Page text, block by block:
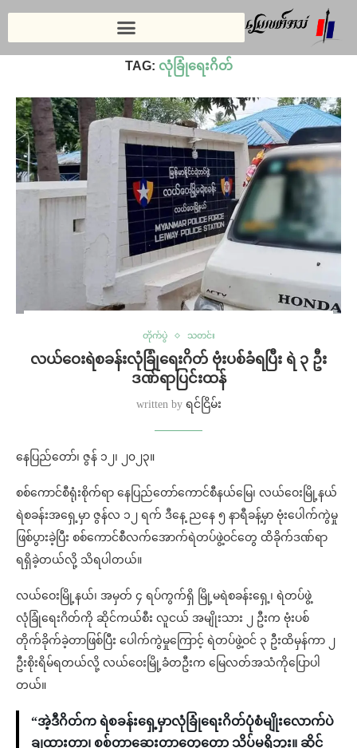
TAG: လုံခြုံရေးဂိတ်
တိုက်ပွဲ သတင်း
လယ်ဝေးရဲစခန်းလုံခြုံရေးဂိတ် ဗုံးပစ်ခံရပြီး ရဲ ၃ ဦး
ဒဏ်ရာပြင်းထန်
written by ရင်ငြိမ်း
နေပြည်တော်၊ ဇွန် ၁၂၊ ၂၀၂၃။
စစ်ကောင်စီရုံးစိုက်ရာ နေပြည်တော်ကောင်စီနယ်မြေ၊ လယ်ဝေးမြို့နယ်
ရဲစခန်းအရှေ့မှာ ဇွန်လ ၁၂ ရက် ဒီနေ့ ညနေ ၅ နာရီခန့်မှာ ဗုံးပေါက်ကွဲမှု
ဖြစ်ပွားခဲ့ပြီး စစ်ကောင်စီလက်အောက်ရဲတပ်ဖွဲ့ဝင်တွေ ထိခိုက်ဒဏ်ရာ
ရရှိခဲ့တယ်လို့ သိရပါတယ်။
လယ်ဝေးမြို့နယ်၊ အမှတ် ၄ ရပ်ကွက်ရှိ မြို့မရဲစခန်းရှေ့၊ ရဲတပ်ဖွဲ့
လုံခြုံရေးဂိတ်ကို ဆိုင်ကယ်စီး လူငယ် အမျိုးသား ၂ ဦးက ဗုံးပစ်
တိုက်ခိုက်ခဲ့တာဖြစ်ပြီး ပေါက်ကွဲမှုကြောင့် ရဲတပ်ဖွဲ့ဝင် ၃ ဦးထိမှန်ကာ ၂
ဦးစိုးရိမ်ရတယ်လို့ လယ်ဝေးမြို့ခံတဦးက မြေလတ်အသံကိုပြောပါ
တယ်။
“အဲ့ဒီဂိတ်က ရဲစခန်းရှေ့မှာလုံခြုံရေးဂိတ်ပုံစံမျိုးလောက်ပဲ
ချထားတာ၊ စစ်တာဆေးတာတွေတော့ သိပ်မရှိဘူး။ ဆိုင်